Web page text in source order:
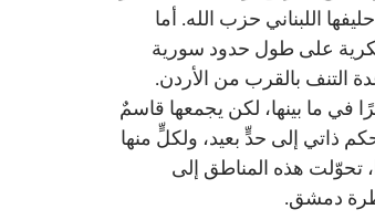
اللبناني حزب الله. أما
على طول حدود سورية
التنف بالقرب من الأردن.
في ما بينها، لكن يجمعها قاسمٌ
ذاتي إلى حدٍّ بعيد، ولكلٍّ منها
تحوّلت هذه المناطق إلى
دمشق.